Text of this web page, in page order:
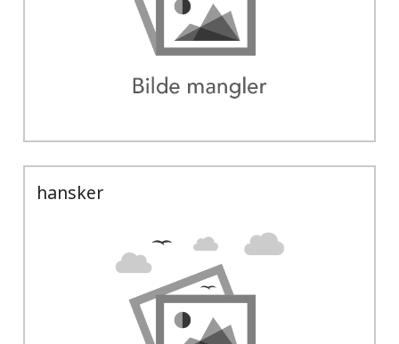
hansker